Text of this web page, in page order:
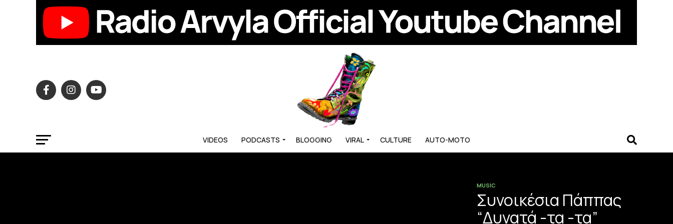
VIDEOS PODCASTS BLOGGING VIRAL CULTURE AUTO-MOTO
MUSIC
Συνοικέσια Πάππας
“Δυνατά -τα -τα”